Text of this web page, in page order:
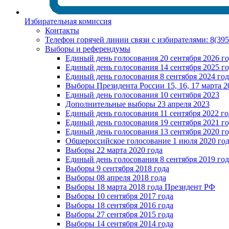
Избирательная комиссия
Контакты
Телефон горячей линии связи с избирателями:
Выборы и референдумы
Единый день голосования 20 сентября 2026
Единый день голосования 14 сентября 2025
Единый день голосования 8 сентября 2024
Выборы Президента России 15, 16, 17 марта
Единый день голосования 10 сентября 2023
Дополнительные выборы 23 апреля 2023
Единый день голосования 11 сентября 2022
Единый день голосования 19 сентября 2021
Единый день голосования 13 сентября 2020
Общероссийское голосование 1 июля 2020
Выборы 22 марта 2020 года
Единый день голосования 8 сентября 2019
Выборы 9 сентября 2018 года
Выборы 08 апреля 2018 года
Выборы 18 марта 2018 года Президент РФ
Выборы 10 сентября 2017 года
Выборы 18 сентября 2016 года
Выборы 27 сентября 2015 года
Выборы 14 сентября 2014 года